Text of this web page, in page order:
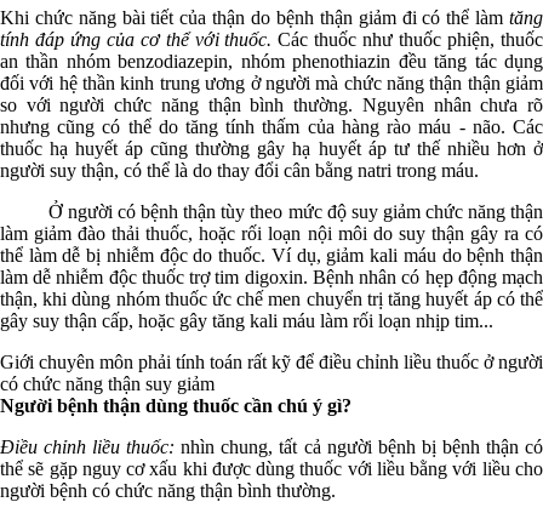
Khi chức năng bài tiết của thận do bệnh thận giảm đi có thể làm tăng
tính đáp ứng của cơ thể với thuốc.Các thuốc như thuốc phiện, thuốc
an thần nhóm benzodiazepin, nhóm phenothiazin đều tăng tác dụng
đối với hệ thần kinh trung ương ở người mà chức năng thận thận giảm
so với người chức năng thận bình thường. Nguyên nhân chưa rõ
nhưng cũng có thể do tăng tính thấm của hàng rào máu - não. Các
thuốc hạ huyết áp cũng thường gây hạ huyết áp tư thế nhiều hơn ở
người suy thận, có thể là do thay đổi cân bằng natri trong máu.
Ở người có bệnh thận tùy theo mức độ suy giảm chức năng thận
làm giảm đào thải thuốc, hoặc rối loạn nội môi do suy thận gây ra có
thể làm dễ bị nhiễm độc do thuốc. Ví dụ, giảm kali máu do bệnh thận
làm dễ nhiễm độc thuốc trợ tim digoxin. Bệnh nhân có hẹp động mạch
thận, khi dùng nhóm thuốc ức chế men chuyển trị tăng huyết áp có thể
gây suy thận cấp, hoặc gây tăng kali máu làm rối loạn nhịp tim...
Giới chuyên môn phải tính toán rất kỹ để điều chỉnh liều thuốc ở người
có chức năng thận suy giảm
Người bệnh thận dùng thuốc cần chú ý gì?
Điều chỉnh liều thuốc:nhìn chung, tất cả người bệnh bị bệnh thận có
thể sẽ gặp nguy cơ xấu khi được dùng thuốc với liều bằng với liều cho
người bệnh có chức năng thận bình thường.